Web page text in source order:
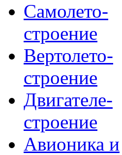
Самолето-
строение
Вертолето-
строение
Двигателе-
строение
Авионика и